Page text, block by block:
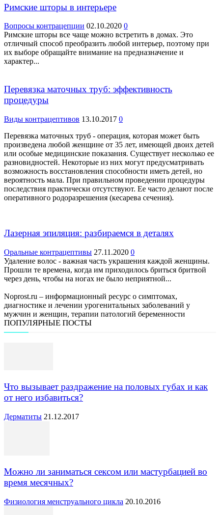
Римские шторы в интерьере
Вопросы контрацепции 02.10.2020 0
Римские шторы все чаще можно встретить в домах. Это
отличный способ преобразить любой интерьер, поэтому при
их выборе обращайте внимание на предназначение и
характер...
Перевязка маточных труб: эффективность
процедуры
Виды контрацептивов 13.10.2017 0
Перевязка маточных труб - операция, которая может быть
произведена любой женщине от 35 лет, имеющей двоих детей
или особые медицинские показания. Существует несколько ее
разновидностей. Некоторые из них могут предусматривать
возможность восстановления способности иметь детей, но
вероятность мала. При правильном проведении процедуры
последствия практически отсутствуют. Ее часто делают после
оперативного родоразрешения (кесарева сечения).
Лазерная эпиляция: разбираемся в деталях
Оральные контрацептивы 27.11.2020 0
Удаление волос - важная часть украшения каждой женщины.
Прошли те времена, когда им приходилось бриться бритвой
через день, чтобы на ногах не было неприятной...
Noprost.ru – информационный ресурс о симптомах,
диагностике и лечении урогенитальных заболеваний у
мужчин и женщин, терапии патологий беременности
ПОПУЛЯРНЫЕ ПОСТЫ
Что вызывает раздражение на половых губах и как
от него избавиться?
Дерматиты 21.12.2017
Можно ли заниматься сексом или мастурбацией во
время месячных?
Физиология менструального цикла 20.10.2016